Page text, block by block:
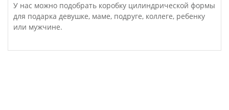
У нас можно подобрать коробку цилиндрической формы
для подарка девушке, маме, подруге, коллеге, ребенку
или мужчине.